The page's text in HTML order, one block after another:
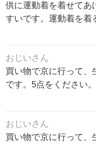
供に運動着を着せてあ
すいです。運動着を着
おじいさん
買い物で京に行って、
です。5点をください。
おじいさん
買い物で京に行って、